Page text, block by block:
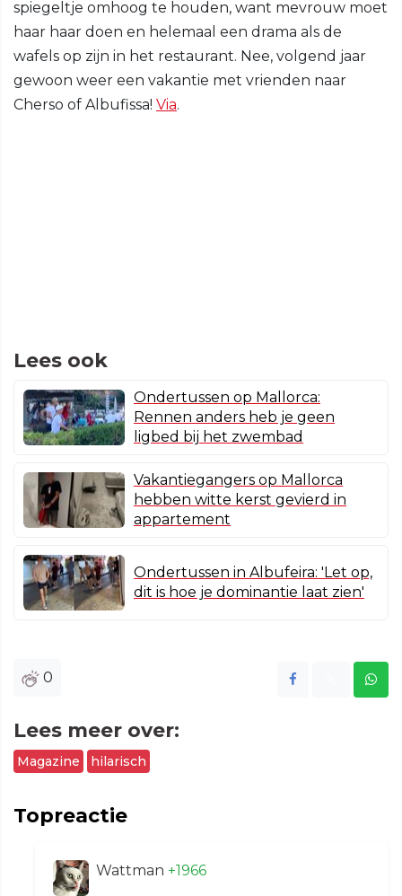
spiegeltje omhoog te houden, want mevrouw moet
haar haar doen en helemaal een drama als de
wafels op zijn in het restaurant. Nee, volgend jaar
gewoon weer een vakantie met vrienden naar
Cherso of Albufissa! Via.
Lees ook
Ondertussen op Mallorca:
Rennen anders heb je geen
ligbed bij het zwembad
Vakantiegangers op Mallorca
hebben witte kerst gevierd in
appartement
Ondertussen in Albufeira: 'Let op,
dit is hoe je dominantie laat zien'
0
Lees meer over:
Magazine hilarisch
Topreactie
Wattman +1966